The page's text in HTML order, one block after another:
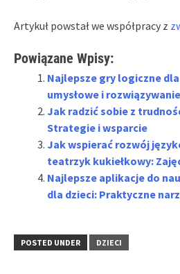
Artykuł powstał we współpracy z
Powiązane Wpisy:
Najlepsze gry logiczne
umysłowe i
Jak radzić sobie z
Strategie i wsparcie
Jak wspierać rozwój
teatrzyk kukiełkowy:
Najlepsze aplikacje do
dla dzieci: Praktyczne
POSTED UNDER DZIECI